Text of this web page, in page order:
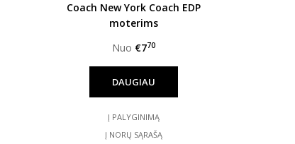
Coach New York Coach EDP
moterims
Nuo €770
DAUGIAU
Į PALYGINIMĄ
Į NORŲ SĄRAŠĄ